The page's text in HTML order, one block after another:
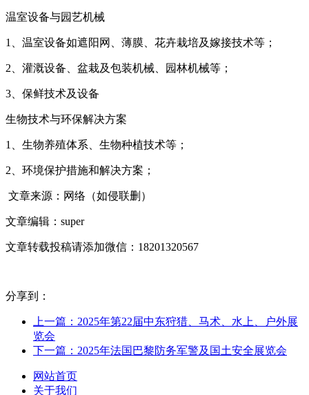
温室设备与园艺机械
1、温室设备如遮阳网、薄膜、花卉栽培及嫁接技术等；
2、灌溉设备、盆栽及包装机械、园林机械等；
3、保鲜技术及设备
生物技术与环保解决方案
1、生物养殖体系、生物种植技术等；
2、环境保护措施和解决方案；
文章来源：网络（如侵联删）
文章编辑：super
文章转载投稿请添加微信：18201320567
分享到：
上一篇：2025年第22届中东狩猎、马术、水上、户外展
览会
下一篇：2025年法国巴黎防务军警及国土安全展览会
网站首页
关于我们